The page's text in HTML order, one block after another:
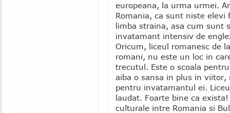
europeana, la urma urmei.
Romania, ca sunt niste
limba straina, asa cum sunt
invatamant intensiv de
Oricum, liceul romanesc de
romani, nu este un loc in
trecutul. Este o scoala
aiba o sansa in plus in
pentru invatamantul ei.
laudat. Foarte bine ca
culturale intre Romania si